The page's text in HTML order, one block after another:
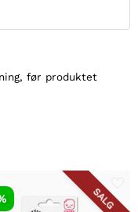
før produktet
SALG